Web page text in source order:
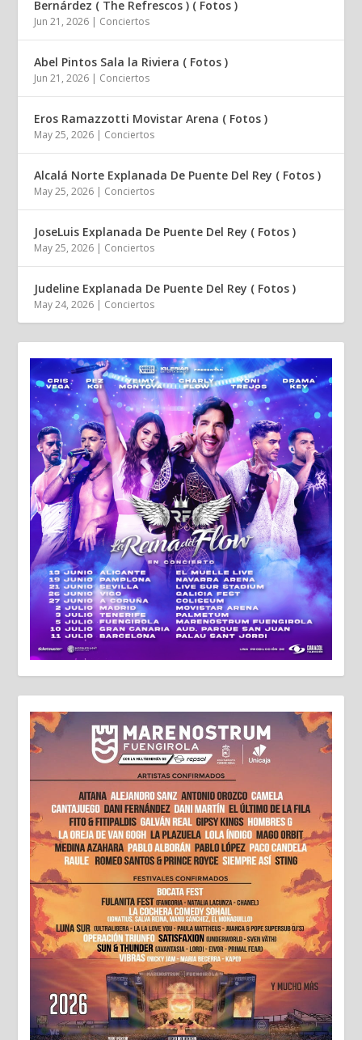
Bernárdez ( The Refrescos ) ( Fotos )
Jun 21, 2026 | Conciertos
Abel Pintos Sala la Riviera ( Fotos )
Jun 21, 2026 | Conciertos
Eros Ramazzotti Movistar Arena ( Fotos )
May 25, 2026 | Conciertos
Alcalá Norte Explanada De Puente Del Rey ( Fotos )
May 25, 2026 | Conciertos
JoseLuis Explanada De Puente Del Rey ( Fotos )
May 25, 2026 | Conciertos
Judeline Explanada De Puente Del Rey ( Fotos )
May 24, 2026 | Conciertos